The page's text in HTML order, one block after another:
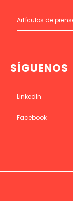
Artículos de
SÍGUENOS
LinkedIn
Facebook